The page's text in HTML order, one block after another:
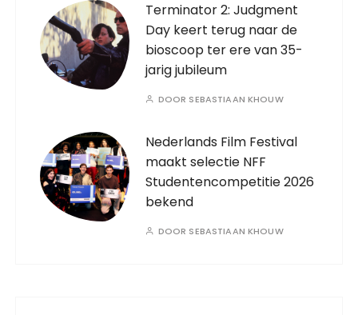
Terminator 2: Judgment
Day keert terug naar de
bioscoop ter ere van 35-
jarig jubileum
DOOR SEBASTIAAN KHOUW
Nederlands Film Festival
maakt selectie NFF
Studentencompetitie 2026
bekend
DOOR SEBASTIAAN KHOUW